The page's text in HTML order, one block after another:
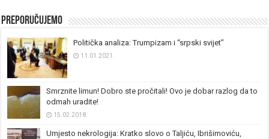
Preporučujemo
Politička analiza: Trumpizam i “srpski svijet”
11.01.2021.
Smrznite limun! Dobro ste pročitali! Ovo je dobar razlog da to
odmah uradite!
15.02.2018.
Umjesto nekrologija: Kratko slovo o Taljiću, Ibrišimoviću,